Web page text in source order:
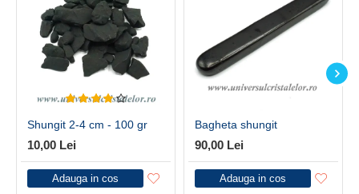
Shungit 2-4 cm - 100 gr
10,00 Lei
Adauga in cos
Bagheta shungit
90,00 Lei
Adauga in cos